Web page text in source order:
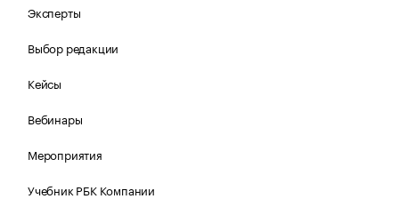
Эксперты
Выбор редакции
Кейсы
Вебинары
Мероприятия
Учебник РБК Компании